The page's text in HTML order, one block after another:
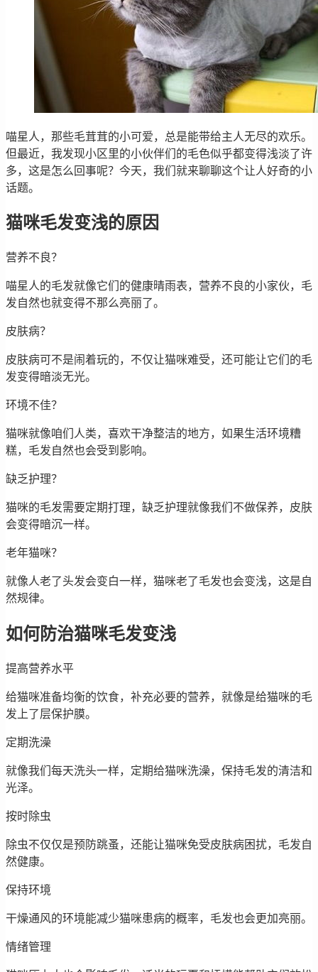
喵星人，那些毛茸茸的小可爱，总是能带给主人无尽的欢乐。
但最近，我发现小区里的小伙伴们的毛色似乎都变得浅淡了许
多，这是怎么回事呢？今天，我们就来聊聊这个让人好奇的小
话题。
猫咪毛发变浅的原因
营养不良？
喵星人的毛发就像它们的健康晴雨表，营养不良的小家伙，毛
发自然也就变得不那么亮丽了。
皮肤病？
皮肤病可不是闹着玩的，不仅让猫咪难受，还可能让它们的毛
发变得暗淡无光。
环境不佳？
猫咪就像咱们人类，喜欢干净整洁的地方，如果生活环境糟
糕，毛发自然也会受到影响。
缺乏护理？
猫咪的毛发需要定期打理，缺乏护理就像我们不做保养，皮肤
会变得暗沉一样。
老年猫咪？
就像人老了头发会变白一样，猫咪老了毛发也会变浅，这是自
然规律。
如何防治猫咪毛发变浅
提高营养水平
给猫咪准备均衡的饮食，补充必要的营养，就像是给猫咪的毛
发上了层保护膜。
定期洗澡
就像我们每天洗头一样，定期给猫咪洗澡，保持毛发的清洁和
光泽。
按时除虫
除虫不仅仅是预防跳蚤，还能让猫咪免受皮肤病困扰，毛发自
然健康。
保持环境
干燥通风的环境能减少猫咪患病的概率，毛发也会更加亮丽。
情绪管理